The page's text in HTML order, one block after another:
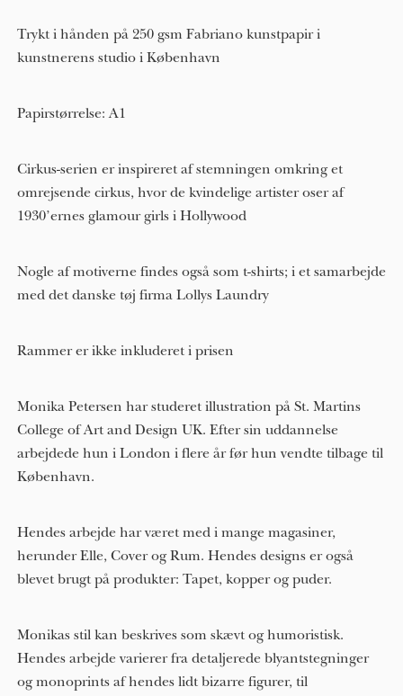
Trykt i hånden på 250 gsm Fabriano kunstpapir i
kunstnerens studio i København
Papirstørrelse: A1
Cirkus-serien er inspireret af stemningen omkring et
omrejsende cirkus, hvor de kvindelige artister oser af
1930’ernes glamour girls i Hollywood
Nogle af motiverne findes også som t-shirts; i et samarbejde
med det danske tøj firma Lollys Laundry
Rammer er ikke inkluderet i prisen
Monika Petersen har studeret illustration på St. Martins
College of Art and Design UK. Efter sin uddannelse
arbejdede hun i London i flere år før hun vendte tilbage til
København.
Hendes arbejde har været med i mange magasiner,
herunder Elle, Cover og Rum. Hendes designs er også
blevet brugt på produkter: Tapet, kopper og puder.
Monikas stil kan beskrives som skævt og humoristisk.
Hendes arbejde varierer fra detaljerede blyantstegninger
og monoprints af hendes lidt bizarre figurer, til